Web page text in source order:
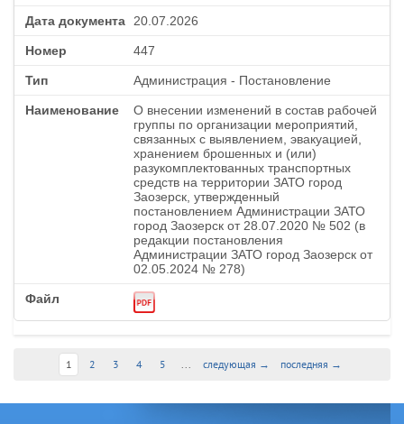
20.07.2026
447
Администрация - Постановление
О внесении изменений в состав рабочей
группы по организации мероприятий,
связанных с выявлением, эвакуацией,
хранением брошенных и (или)
разукомплектованных транспортных
средств на территории ЗАТО город
Заозерск, утвержденный
постановлением Администрации ЗАТО
город Заозерск от 28.07.2020 № 502 (в
редакции постановления
Администрации ЗАТО город Заозерск от
02.05.2024 № 278)
1 2 3 4 5 ... следующая → последняя →